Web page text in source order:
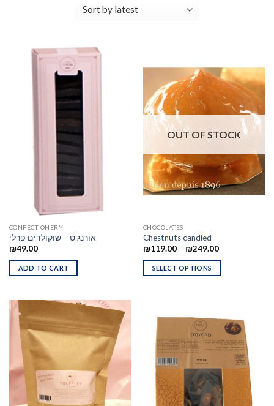
CONFECTIONERY
אורנג’ט – שוקולדים פרלי
₪49.00
ADD TO CART
OUT OF STOCK
CHOCOLATES
Chestnuts candied
₪119.00– ₪249.00
SELECT OPTIONS